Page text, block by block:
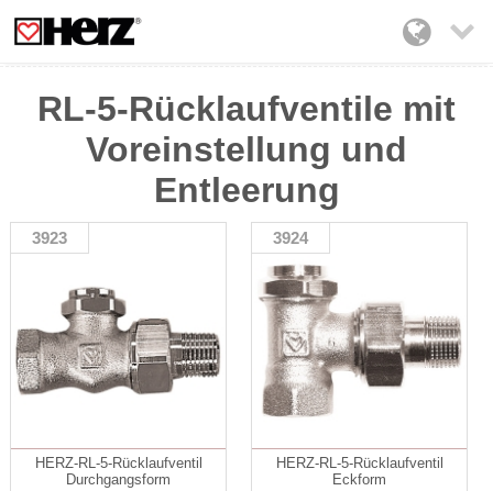

RL-5-Rücklaufventile mit
Voreinstellung und
Entleerung
3923
HERZ-RL-5-Rücklaufventil
Durchgangsform
3924
HERZ-RL-5-Rücklaufventil
Eckform